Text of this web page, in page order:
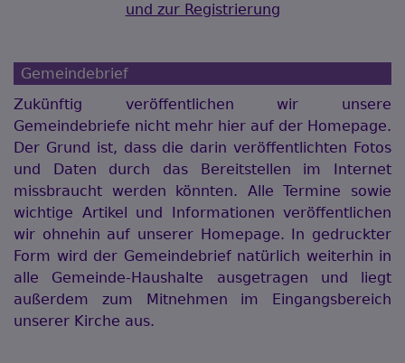
und zur Registrierung
Gemeindebrief
Zukünftig veröffentlichen wir unsere
Gemeindebriefe nicht mehr hier auf der Homepage.
Der Grund ist, dass die darin veröffentlichten Fotos
und Daten durch das Bereitstellen im Internet
missbraucht werden könnten. Alle Termine sowie
wichtige Artikel und Informationen veröffentlichen
wir ohnehin auf unserer Homepage. In gedruckter
Form wird der Gemeindebrief natürlich weiterhin in
alle Gemeinde-Haushalte ausgetragen und liegt
außerdem zum Mitnehmen im Eingangsbereich
unserer Kirche aus.